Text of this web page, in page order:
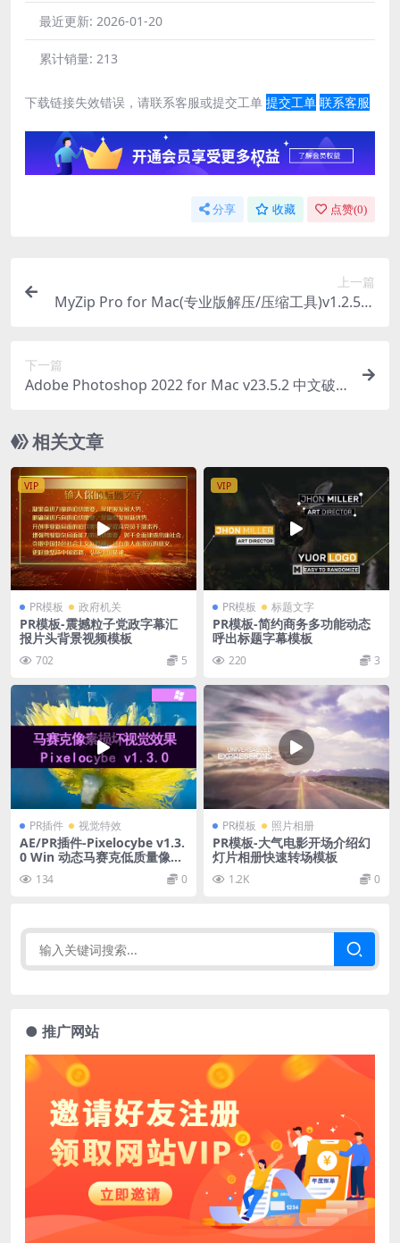
最近更新: 2026-01-20
累计销量: 213
下载链接失效错误，请联系客服或提交工单 提交工单 联系客服
分享 收藏 点赞(0)
上一篇
MyZip Pro for Mac(专业版解压/压缩工具)v1.2.5免
下一篇
Adobe Photoshop 2022 for Mac v23.5.2 中文破
相关文章
VIP
PR模板 政府机关
PR模板-震撼粒子党政字幕汇
报片头背景视频模板
702 5
VIP
PR模板 标题文字
PR模板-简约商务多功能动态
呼出标题字幕模板
220 3
PR插件 视觉特效
AE/PR插件-Pixelocybe v1.3.
0 Win 动态马赛克低质量像素
损坏视觉效果
134 0
PR模板 照片相册
PR模板-大气电影开场介绍幻
灯片相册快速转场模板
1.2K 0
● 推广网站